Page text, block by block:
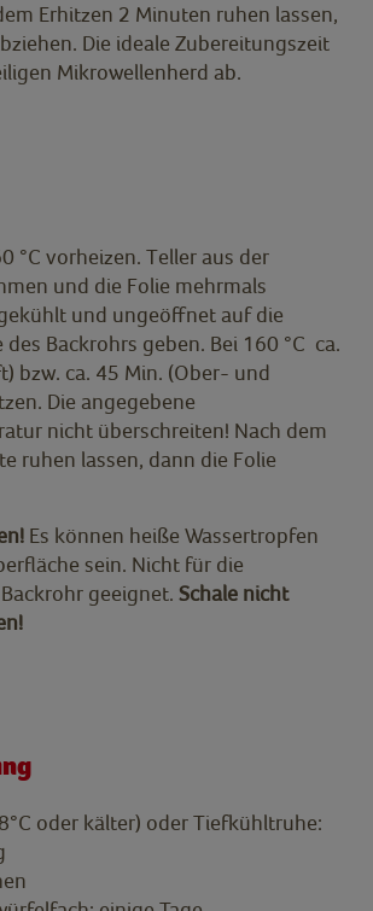
Erhitzen 2 Minuten ruhen lassen,
Die ideale Zubereitungszeit
Mikrowellenherd ab.
°C vorheizen. Teller aus der
und die Folie mehrmals
und ungeöffnet auf die
Backrohrs geben. Bei 160 °C ca.
bzw. ca. 45 Min. (Ober- und
Die angegebene
nicht überschreiten! Nach dem
ruhen lassen, dann die Folie
Es können heiße Wassertropfen
sein. Nicht für die
geeignet. Schale nicht
oder kälter) oder Tiefkühltruhe: